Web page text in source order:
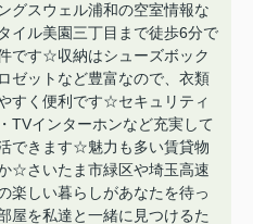
グスウェル浦和の空室情報な
イル美園三丁目まで徒歩6分で
です☆収納はシューズボック
ゼットなど豊富なので、衣類
すく便利です☆セキュリティ
TVインターホンなど充実して
できます☆魅力も多い賃貸物
☆さいたま市緑区や埼玉高速
楽しい暮らしがあなたを待っ
屋を私達と一緒に見つけるた